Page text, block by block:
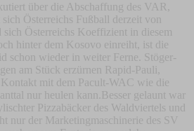
über die Abschaffung des VAR,
sich Österreichs Fußball derzeit von
sich Österreichs Koeffizient in diesem
hinter dem Kosovo einreiht, ist die
schon wieder in weiter Ferne. Stöger-
am Stück erzürnen Rapid-Pauli,
mit dem Pacult-WAC wie die
nur heulen kann.Besser gelaunt war
Pizzabäcker des Waldviertels und
nur der Marketingmaschinerie des SV